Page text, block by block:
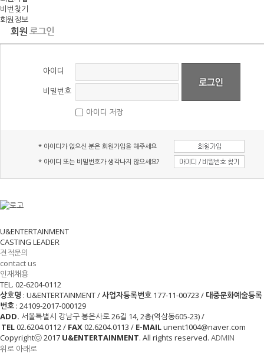
비번찾기
회원정보
회원로그인
아이디
비밀번호
아이디 저장
* 아이디가 없으신 분은 회원가입을 해주세요
* 아이디 또는 비밀번호가 생각나지 않으세요?
U&ENTERTAINMENT
CASTING LEADER
견적문의
contact us
인재채용
TEL. 02-6204-0112
상호명 : U&ENTERTAINMENT /사업자등록번호 177-11-00723 / 대중문화예술등록
번호 : 24109-2017-000129
ADD. 서울특별시 강남구 봉은사로 26길 14, 2층(역삼동605-23)/
TEL02.6204.0112 / FAX02.6204.0113 / E-MAILunent1004@naver.com
Copyrightⓒ 2017 U&ENTERTAINMENT. All rights reserved. ADMIN
위로 아래로